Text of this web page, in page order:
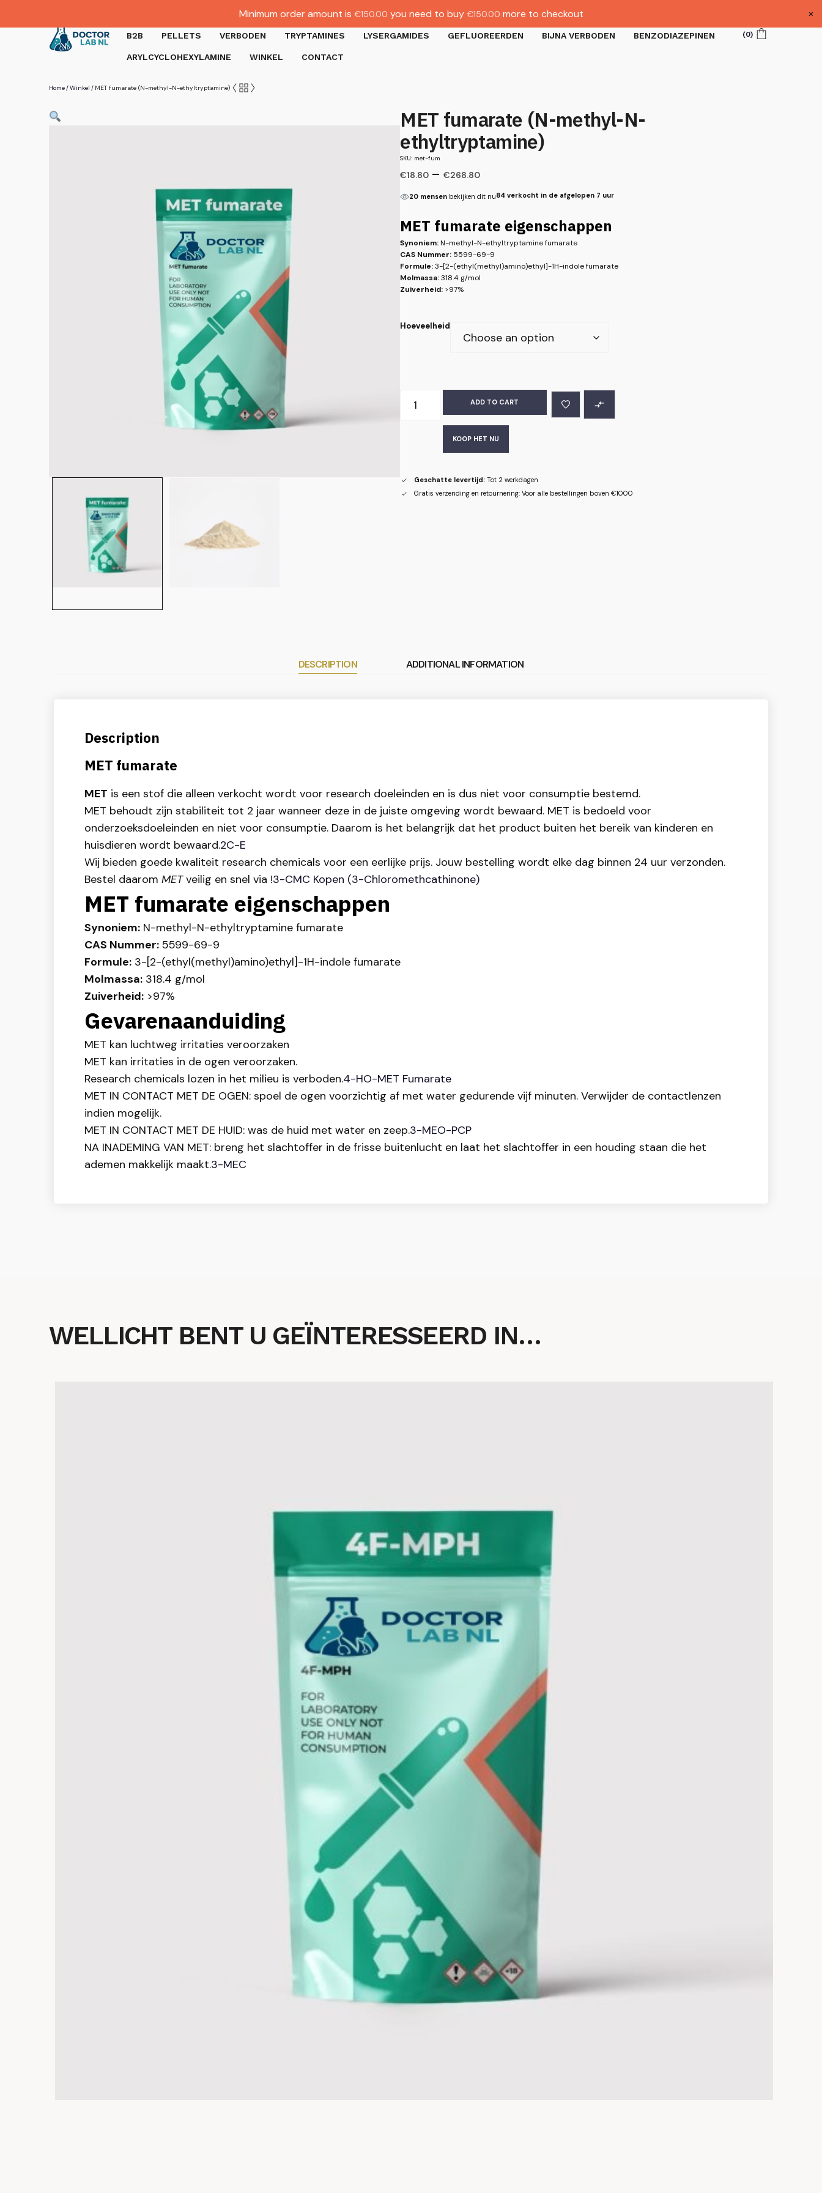
B2B PELLETS VERBODEN TRYPTAMINES LYSERGAMIDES GEFLUOREERDEN BIJNA VERBODEN BENZODIAZEPINEN
ARYLCYCLOHEXYLAMINE WINKEL CONTACT
(0)
Home/Winkel / MET fumarate (N-methyl-N-ethyltryptamine)
MET fumarate (N-methyl-N-
ethyltryptamine)
SKU: met-fum
€18.80 – €268.80
20 mensen bekijken dit nu84 verkocht in de afgelopen 7 uur
MET fumarate eigenschappen
Synoniem:N-methyl-N-ethyltryptamine fumarate
CAS Nummer: 5599-69-9
Formule:3-[2-(ethyl(methyl)amino)ethyl]-1H-indole fumarate
Molmassa:318.4 g/mol
Zuiverheid: >97%
Hoeveelheid
ADD TO CART
KOOP HET NU
Geschatte levertijd:Tot 2 werkdagen
Gratis verzending en retournering: Voor alle bestellingen boven €1000
DESCRIPTION ADDITIONAL INFORMATION
Description
MET fumarate
MET is een stof die alleen verkocht wordt voor research doeleinden en is dus niet voor consumptie bestemd.
MET behoudt zijn stabiliteit tot 2 jaar wanneer deze in de juiste omgeving wordt bewaard. MET is bedoeld voor
onderzoeksdoeleinden en niet voor consumptie. Daarom is het belangrijk dat het product buiten het bereik van kinderen en
huisdieren wordt bewaard.2C-E
Wij bieden goede kwaliteit research chemicals voor een eerlijke prijs. Jouw bestelling wordt elke dag binnen 24 uur verzonden.
Bestel daarom METveilig en snel via !3-CMC Kopen (3-Chloromethcathinone)
MET fumarate eigenschappen
Synoniem: N-methyl-N-ethyltryptamine fumarate
CAS Nummer: 5599-69-9
Formule: 3-[2-(ethyl(methyl)amino)ethyl]-1H-indole fumarate
Molmassa: 318.4 g/mol
Zuiverheid: >97%
Gevarenaanduiding
MET kan luchtweg irritaties veroorzaken
MET kan irritaties in de ogen veroorzaken.
Research chemicals lozen in het milieu is verboden.4-HO-MET Fumarate
MET IN CONTACT MET DE OGEN: spoel de ogen voorzichtig af met water gedurende vijf minuten. Verwijder de contactlenzen
indien mogelijk.
MET IN CONTACT MET DE HUID: was de huid met water en zeep.3-MEO-PCP
NA INADEMING VAN MET: breng het slachtoffer in de frisse buitenlucht en laat het slachtoffer in een houding staan die het
ademen makkelijk maakt.3-MEC
WELLICHT BENT U GEÏNTERESSEERD IN…
Minimum order amount is €150.00 you need to buy €150.00 more to checkout ×